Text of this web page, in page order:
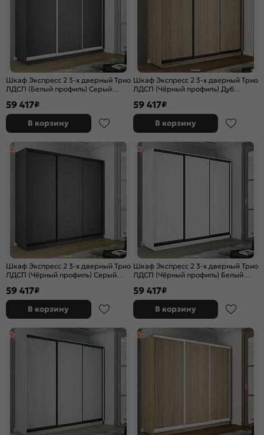
Шкаф Экспресс 2 3-х дверный Трио
ЛДСП (Белый профиль) Серый
59 417₽
В корзину
Шкаф Экспресс 2 3-х дверный Трио
ЛДСП (Чёрный профиль) Дуб
59 417₽
В корзину
Шкаф Экспресс 2 3-х дверный Трио
ЛДСП (Чёрный профиль) Серый
59 417₽
В корзину
Шкаф Экспресс 2 3-х дверный Трио
ЛДСП (Чёрный профиль) Белый
59 417₽
В корзину